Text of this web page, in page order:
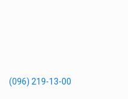
(096) 219-13-00